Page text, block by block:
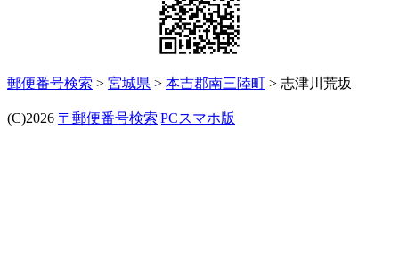
郵便番号検索 > 宮城県 > 本吉郡南三陸町 > 志津川荒坂
(C)2026 〒郵便番号検索|PCスマホ版